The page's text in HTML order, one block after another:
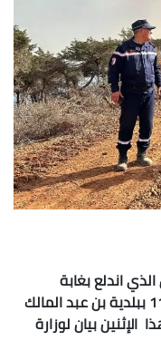
اندلع بغابة
المجاورة للطريق الوطني رقم 11 ببلدية بن عبد المالك
بيان لوزارة